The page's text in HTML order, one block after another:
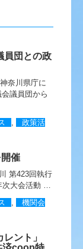
員団との政
奈川県庁に
議員団から
,
政策活
催
第423回執行
次大会活動 …
,
機関会
ント」